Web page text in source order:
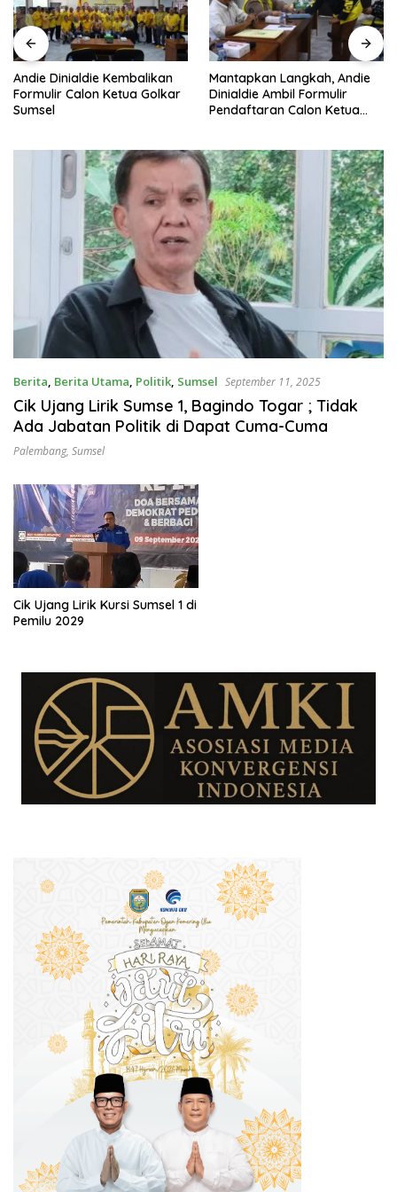
Andie Dinialdie Kembalikan
Formulir Calon Ketua Golkar
Sumsel
Mantapkan Langkah, Andie
Dinialdie Ambil Formulir
Pendaftaran Calon Ketua
Berita, Berita Utama, Politik, Sumsel September 11, 2025
Cik Ujang Lirik Sumse 1, Bagindo Togar ; Tidak
Ada Jabatan Politik di Dapat Cuma-Cuma
Palembang, Sumsel
Cik Ujang Lirik Kursi Sumsel 1 di
Pemilu 2029